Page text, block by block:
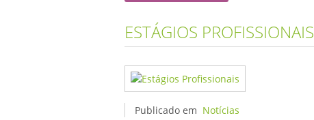
ESTÁGIOS PROFISSIONAIS
Publicado em Notícias